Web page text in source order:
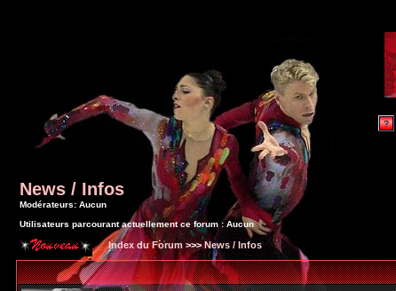
News / Infos
Modérateurs: Aucun
Utilisateurs parcourant actuellement ce forum : Aucun
Index du Forum >>>News / Infos